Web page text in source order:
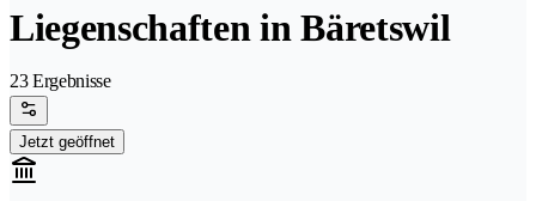
Liegenschaften in Bäretswil
23 Ergebnisse
Jetzt geöffnet